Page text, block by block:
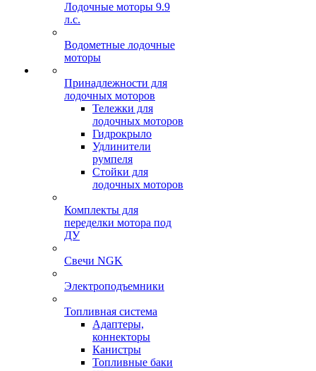
Лодочные моторы 9.9
л.с.
Водометные лодочные
моторы
Принадлежности для
лодочных моторов
Тележки для
лодочных моторов
Гидрокрыло
Удлинители
румпеля
Стойки для
лодочных моторов
Комплекты для
переделки мотора под
ДУ
Свечи NGK
Электроподъемники
Топливная система
Адаптеры,
коннекторы
Канистры
Топливные баки